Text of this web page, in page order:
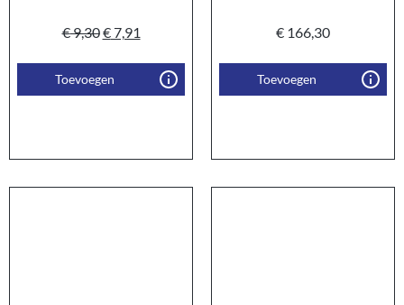
€9,30€7,91
Toevoegen
€ 166,30
Toevoegen